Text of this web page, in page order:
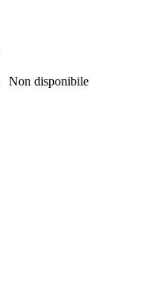
Non disponibile